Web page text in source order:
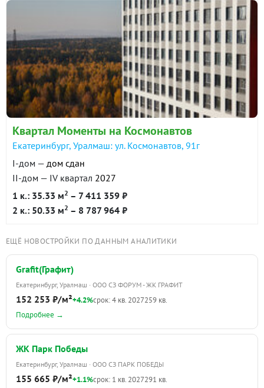
объекты социальной и торговой инфраструктуры. До
центра города 25 минут на автомобиле. До станции
метро Проспект Космонавтов около 10 минут на
общественном транспорте.
Квартал Моменты на Космонавтов
Екатеринбург, Уралмаш: ул. Космонавтов, 91г
I-дом — дом сдан
II-дом — IV квартал 2027
1 к.: 35.33 м2 – 7 411 359 ₽
2 к.: 50.33 м2 – 8 787 964 ₽
ЕЩЁ НОВОСТРОЙКИ ПО ДАННЫМ АНАЛИТИКИ
Grafit(Графит)
Екатеринбург, Уралмаш · ООО СЗ ФОРУМ - ЖК ГРАФИТ
152 253 ₽/м²+4.2%срок: 4 кв. 2027259 кв.
Подробнее →
ЖК Парк Победы
Екатеринбург, Уралмаш · ООО СЗ ПАРК ПОБЕДЫ
155 665 ₽/м²+1.1%срок: 1 кв. 2027291 кв.